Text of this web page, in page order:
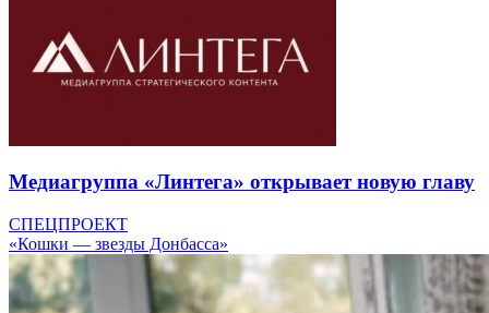
Медиагруппа «Линтега» открывает новую главу
СПЕЦПРОЕКТ
«Кошки — звезды Донбасса»